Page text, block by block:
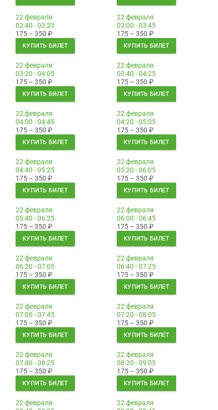
22 февраля
02:40 - 03:25
175 – 350 ₽
КУПИТЬ БИЛЕТ
22 февраля
03:00 - 03:45
175 – 350 ₽
КУПИТЬ БИЛЕТ
22 февраля
03:20 - 04:05
175 – 350 ₽
КУПИТЬ БИЛЕТ
22 февраля
03:40 - 04:25
175 – 350 ₽
КУПИТЬ БИЛЕТ
22 февраля
04:00 - 04:45
175 – 350 ₽
КУПИТЬ БИЛЕТ
22 февраля
04:20 - 05:05
175 – 350 ₽
КУПИТЬ БИЛЕТ
22 февраля
04:40 - 05:25
175 – 350 ₽
КУПИТЬ БИЛЕТ
22 февраля
05:20 - 06:05
175 – 350 ₽
КУПИТЬ БИЛЕТ
22 февраля
05:40 - 06:25
175 – 350 ₽
КУПИТЬ БИЛЕТ
22 февраля
06:00 - 06:45
175 – 350 ₽
КУПИТЬ БИЛЕТ
22 февраля
06:20 - 07:05
175 – 350 ₽
КУПИТЬ БИЛЕТ
22 февраля
06:40 - 07:25
175 – 350 ₽
КУПИТЬ БИЛЕТ
22 февраля
07:00 - 07:45
175 – 350 ₽
КУПИТЬ БИЛЕТ
22 февраля
07:20 - 08:05
175 – 350 ₽
КУПИТЬ БИЛЕТ
22 февраля
07:40 - 08:25
175 – 350 ₽
КУПИТЬ БИЛЕТ
22 февраля
08:20 - 09:05
175 – 350 ₽
КУПИТЬ БИЛЕТ
22 февраля
22 февраля